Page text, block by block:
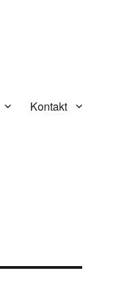
Kontakt